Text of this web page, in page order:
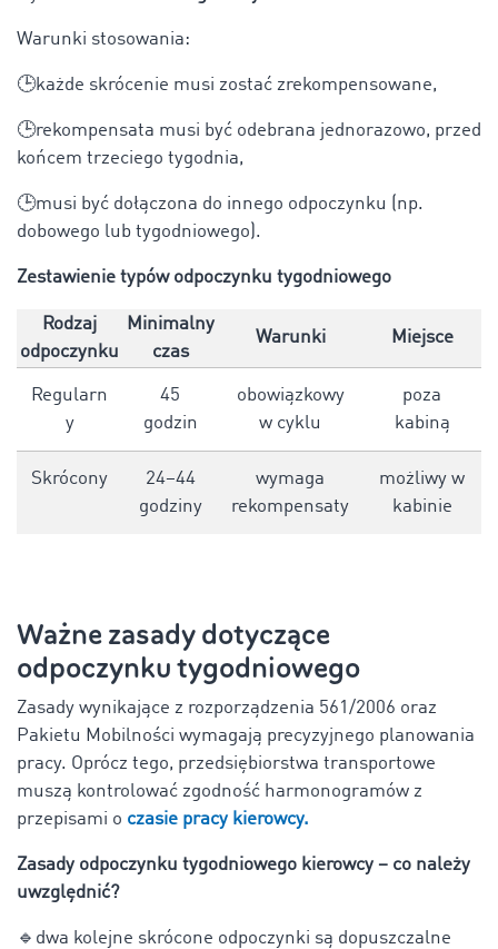
Warunki stosowania:
🕒każde skrócenie musi zostać zrekompensowane,
🕒rekompensata musi być odebrana jednorazowo, przed
końcem trzeciego tygodnia,
🕒musi być dołączona do innego odpoczynku (np.
dobowego lub tygodniowego).
Zestawienie typów odpoczynku tygodniowego
Rodzaj
odpoczynku
Minimalny
czas
Warunki Miejsce
Regularn
y
45
godzin
obowiązkowy
w cyklu
poza
kabiną
Skrócony
24–44
godziny
wymaga
rekompensaty
możliwy w
kabinie
Ważne zasady dotyczące
odpoczynku tygodniowego
Zasady wynikające z rozporządzenia 561/2006 oraz
Pakietu Mobilności wymagają precyzyjnego planowania
pracy. Oprócz tego, przedsiębiorstwa transportowe
muszą kontrolować zgodność harmonogramów z
przepisami o czasie pracy kierowcy.
Zasady odpoczynku tygodniowego kierowcy – co należy
uwzględnić?
🔹 dwa kolejne skrócone odpoczynki są dopuszczalne